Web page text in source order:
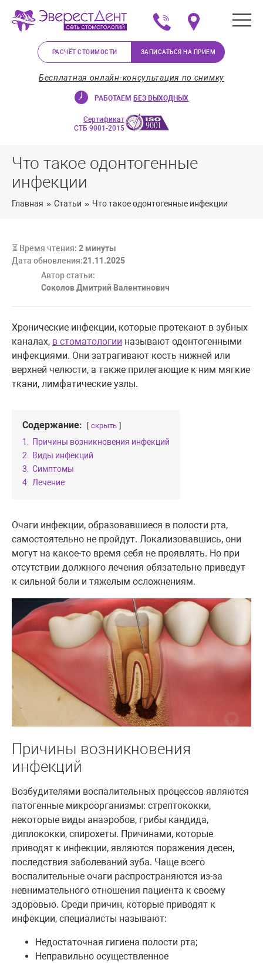
+375 (29) 623-72-37
Мы на карте в
РАСЧЁТ СТОИМОСТИ ЗАПИСАТЬСЯ НА ПРИЕМ
Бесплатная онлайн-консультация по снимку
Сертификат
СТБ 9001-2015
РАБОТАЕМБЕЗ ВЫХОДНЫХ
Что такое одонтогенные
инфекции
Главная » Статьи » Что такое одонтогенные инфекции
⏳ Время чтения: 2 минуты
Дата обновления:21.11.2025
Автор статьи:
Соколов Дмитрий Валентинович
Хронические инфекции, которые протекают в зубных
каналах, в стоматологии называют одонтогенными
инфекциями. Они затрагивают кость нижней или
верхней челюсти, а также прилегающие к ним мягкие
ткани, лимфатические узлы.
Содержание: скрыть
1. Причины возникновения инфекций
2. Виды инфекций
3. Симптомы
4. Лечение
Очаги инфекции, образовавшиеся в полости рта,
самостоятельно не пройдут. Локализовавшись, они
могут на какое-то время себя не проявлять. Но при
отсутствии должного лечения обязательно приведут
к сильной боли и тяжелым осложнениям.
Причины возникновения
инфекций
Возбудителями воспалительных процессов являются
патогенные микроорганизмы: стрептококки,
некоторые виды анаэробов, грибы кандида,
диплококки, спирохеты. Причинами, которые
приводят к инфекции, являются поражения десен,
последствия заболеваний зуба. Чаще всего
воспалительные очаги распространяются из-за
невнимательного отношения пациента к своему
здоровью. Среди причин, которые приводят к
инфекции, специалисты называют:
Недостаточная гигиена полости рта;
Неправильно осуществленное